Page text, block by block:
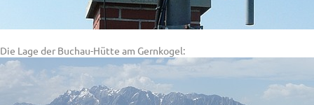
Die Lage der Buchau-Hütte am Gernkogel: